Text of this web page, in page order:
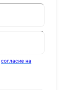
согласие на